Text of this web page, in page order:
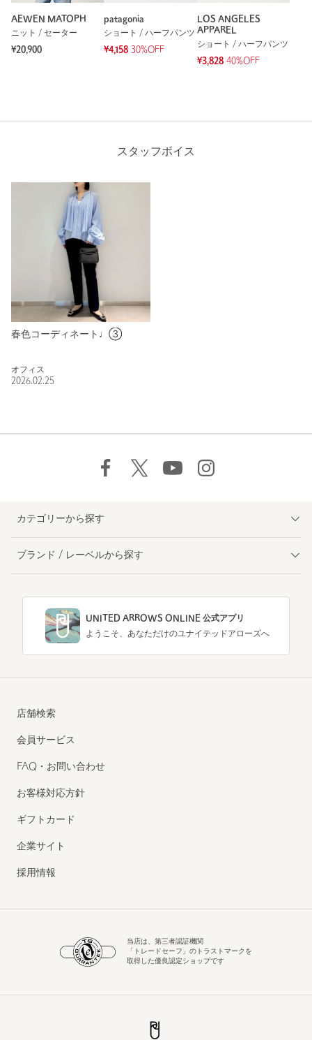
AEWEN MATOPH
ニット / セーター
¥20,900
patagonia
ショート / ハーフパンツ
¥4,158 30%OFF
LOS ANGELES
APPAREL
ショート / ハーフパンツ
¥3,828 40%OFF
スタッフボイス
春色コーディネート♩③
オフィス
2026.02.25
カテゴリーから探す
ブランド / レーベルから探す
UNITED ARROWS ONLINE 公式アプリ
ようこそ、あなただけのユナイテッドアローズへ
店舗検索
会員サービス
FAQ・お問い合わせ
お客様対応方針
ギフトカード
企業サイト
採用情報
当店は、第三者認証機関
「トレードセーフ」のトラストマークを
取得した優良認定ショップです